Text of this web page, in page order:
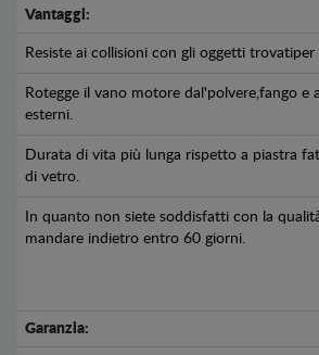
Vantaggi:
Resiste ai collisioni con gli oggetti trovatiper
Rotegge il vano motore dal'polvere,fango e
esterni.
Durata di vita più lunga rispetto a piastra
di vetro.
In quanto non siete soddisfatti con la
mandare indietro entro 60 giorni.
Garanzia: